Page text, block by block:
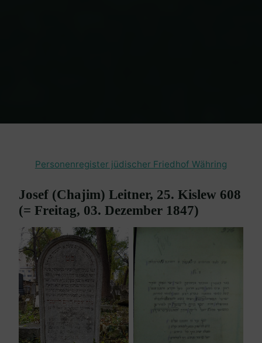
Personenregister jüdischer Friedhof Währing
Josef (Chajim) Leitner, 25. Kislew 608
(= Freitag, 03. Dezember 1847)